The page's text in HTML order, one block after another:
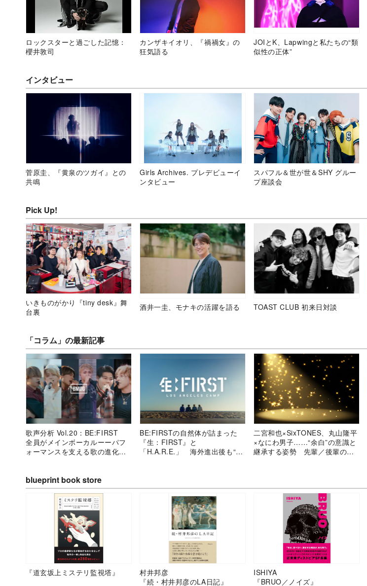
ロックスターと過ごした記憶：
櫻井敦司
カンザキイオリ、『禍禍女』の
狂気語る
JOIとK、Lapwingと私たちの“類
似性の正体”
インタビュー
菅原圭、『黄泉のツガイ』との
共鳴
Girls Archives. プレデビューイ
ンタビュー
スパフル＆世が世＆SHY グルー
プ座談会
Pick Up!
いきものがかり『tiny desk』舞
台裏
酒井一圭、モナキの活躍を語る TOAST CLUB 初来日対談
「コラム」の最新記事
歌声分析 Vol.20：BE:FIRST
全員がメインボーカルーーパフ
ォーマンスを支える歌の進化、
BE:FIRSTの自然体が詰まった
『生：FIRST』と
「H.A.R.E.」 海外進出後も“あ
二宮和也×SixTONES、丸山隆平
×なにわ男子……“余白”の意識と
継承する姿勢 先輩／後輩の交
blueprint book store
『道玄坂上ミステリ監視塔』
村井邦彦
『続・村井邦彦のLA日記』
ISHIYA
『BRUO／ノイズ』